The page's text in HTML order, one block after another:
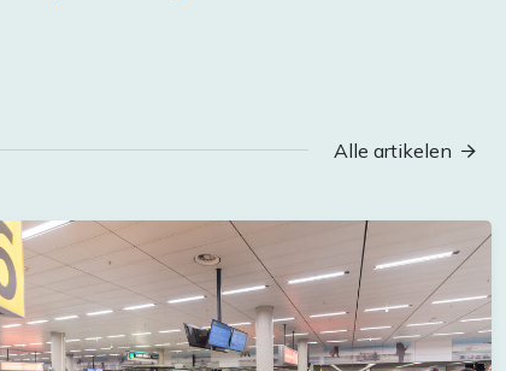
Alle artikelen